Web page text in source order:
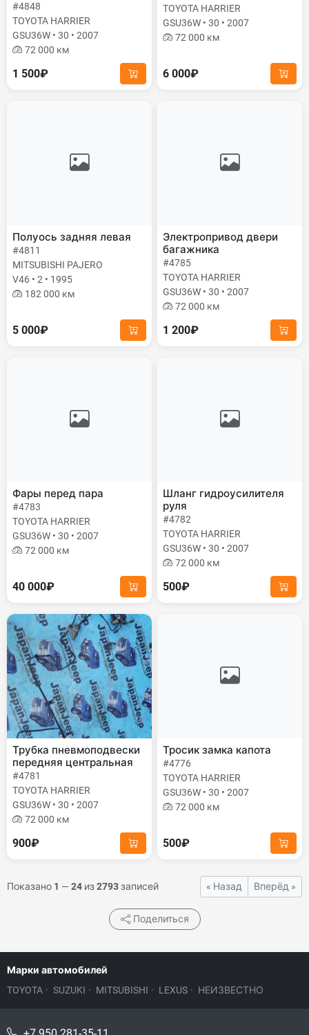
#4848
TOYOTA HARRIER
GSU36W • 30 • 2007
72 000 км
1 500₽
TOYOTA HARRIER
GSU36W • 30 • 2007
72 000 км
6 000₽
Полуось задняя левая
#4811
MITSUBISHI PAJERO
V46 • 2 • 1995
182 000 км
5 000₽
Электропривод двери
багажника
#4785
TOYOTA HARRIER
GSU36W • 30 • 2007
72 000 км
1 200₽
Фары перед пара
#4783
TOYOTA HARRIER
GSU36W • 30 • 2007
72 000 км
40 000₽
Шланг гидроусилителя
руля
#4782
TOYOTA HARRIER
GSU36W • 30 • 2007
72 000 км
500₽
Трубка пневмоподвески
передняя центральная
#4781
TOYOTA HARRIER
GSU36W • 30 • 2007
72 000 км
900₽
Тросик замка капота
#4776
TOYOTA HARRIER
GSU36W • 30 • 2007
72 000 км
500₽
Показано 1 — 24 из2793записей « Назад Вперёд »
Поделиться
Марки автомобилей
TOYOTA · SUZUKI · MITSUBISHI · LEXUS · НЕИЗВЕСТНО